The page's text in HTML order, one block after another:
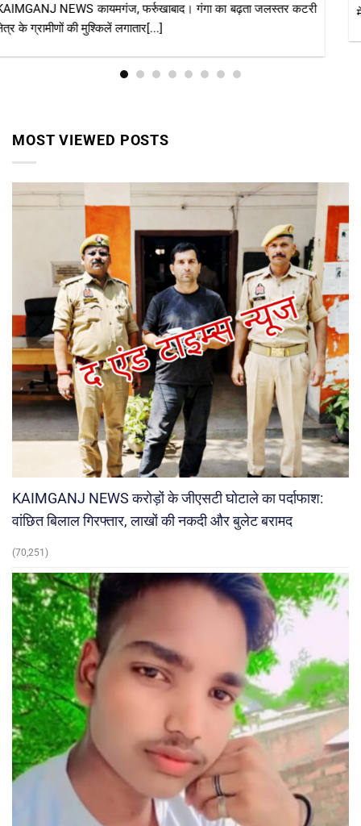
में, संक्रामक रोगों पर[...]
MOST VIEWED POSTS
KAIMGANJ NEWS करोड़ों के जीएसटी घोटाले का पर्दाफाश:
वांछित बिलाल गिरफ्तार, लाखों की नकदी और बुलेट बरामद
(70,251)